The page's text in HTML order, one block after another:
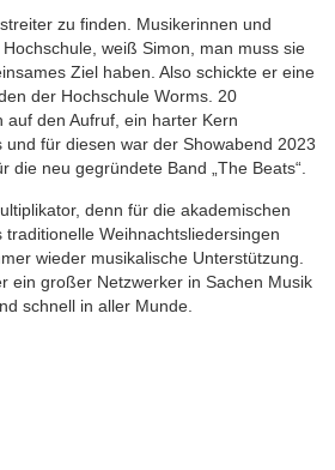
zu finden. Musikerinnen und
weiß Simon, man muss sie
Ziel haben. Also schickte er eine
der Hochschule Worms. 20
auf den Aufruf, ein harter Kern
und für diesen war der Showabend 2023
die neu gegründete Band „The Beats“.
denn für die akademischen
Weihnachtsliedersingen
wieder musikalische Unterstützung.
ein großer Netzwerker in Sachen Musik
schnell in aller Munde.